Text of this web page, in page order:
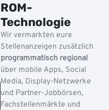
ROM-
Technologie
Wir vermarkten eure
Stellenanzeigen zusätzlich
programmatisch regional
über mobile Apps, Social
Media, Display-Netzwerke
und Partner-Jobbörsen,
Fachstellenmärkte und